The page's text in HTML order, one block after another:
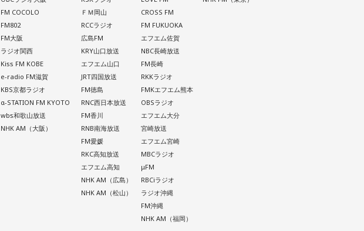
FM COCOLO
FM802
FM大阪
ラジオ関西
Kiss FM KOBE
e-radio FM滋賀
KBS京都ラジオ
α-STATION FM KYOTO
wbs和歌山放送
NHK AM（大阪）
ＦＭ岡山
RCCラジオ
広島FM
KRY山口放送
エフエム山口
JRT四国放送
FM徳島
RNC西日本放送
FM香川
RNB南海放送
FM愛媛
RKC高知放送
エフエム高知
NHK AM（広島）
NHK AM（松山）
CROSS FM
FM FUKUOKA
エフエム佐賀
NBC長崎放送
FM長崎
RKKラジオ
FMKエフエム熊本
OBSラジオ
エフエム大分
宮崎放送
エフエム宮崎
MBCラジオ
μFM
RBCiラジオ
ラジオ沖縄
FM沖縄
NHK AM（福岡）